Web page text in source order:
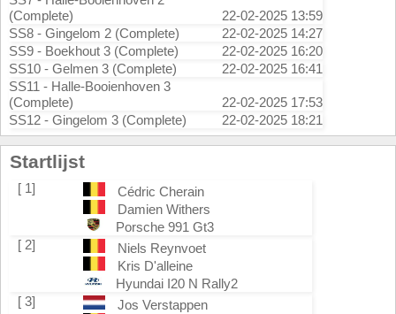
(Complete)
22-02-2025 13:59
SS8 - Gingelom 2 (Complete)
22-02-2025 14:27
SS9 - Boekhout 3 (Complete)
22-02-2025 16:20
SS10 - Gelmen 3 (Complete)
22-02-2025 16:41
SS11 - Halle-Booienhoven 3
(Complete)
22-02-2025 17:53
SS12 - Gingelom 3 (Complete)
22-02-2025 18:21
Startlijst
[ 1]
Cédric Cherain
Damien Withers
Porsche 991 Gt3
[ 2]
Niels Reynvoet
Kris D'alleine
Hyundai I20 N Rally2
[ 3]
Jos Verstappen